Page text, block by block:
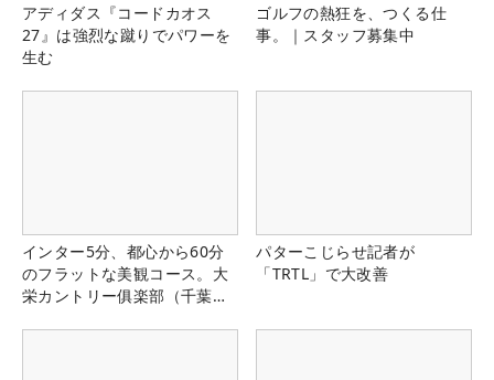
アディダス『コードカオス
27』は強烈な蹴りでパワーを
生む
ゴルフの熱狂を、つくる仕
事。｜スタッフ募集中
インター5分、都心から60分
のフラットな美観コース。大
栄カントリー俱楽部（千葉
パターこじらせ記者が
「TRTL」で大改善